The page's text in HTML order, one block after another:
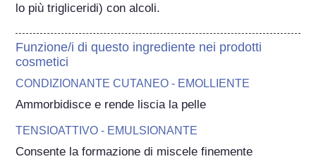
lo più trigliceridi) con alcoli.
Funzione/i di questo ingrediente nei prodotti
cosmetici
CONDIZIONANTE CUTANEO - EMOLLIENTE
Ammorbidisce e rende liscia la pelle
TENSIOATTIVO - EMULSIONANTE
Consente la formazione di miscele finemente